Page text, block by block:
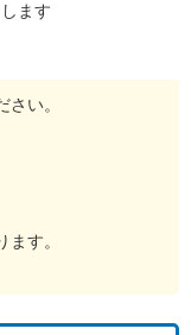
ます
い。
す。